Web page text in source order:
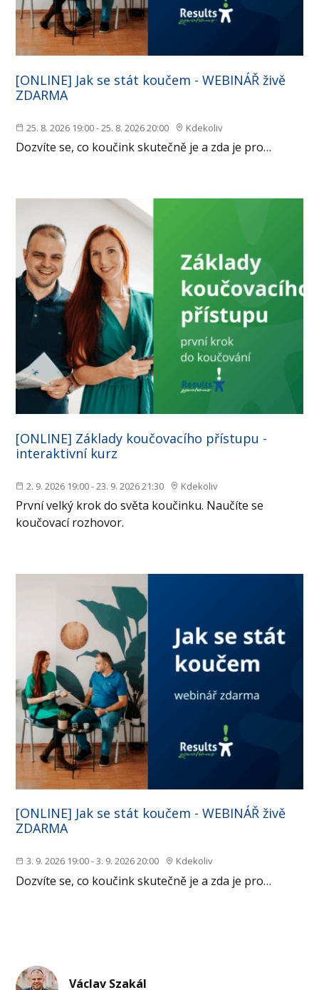
[ONLINE] Jak se stát koučem - WEBINÁŘ živě
ZDARMA
25. 8. 2026 19:00 - 25. 8. 2026 20:00 Kdekoliv
Dozvíte se, co koučink skutečně je a zda je pro…
[ONLINE] Základy koučovacího přístupu -
interaktivní kurz
2. 9. 2026 19:00 - 23. 9. 2026 21:30 Kdekoliv
První velký krok do světa koučinku. Naučíte se
koučovací rozhovor.
[ONLINE] Jak se stát koučem - WEBINÁŘ živě
ZDARMA
3. 9. 2026 19:00 - 3. 9. 2026 20:00 Kdekoliv
Dozvíte se, co koučink skutečně je a zda je pro…
Václav Szakál